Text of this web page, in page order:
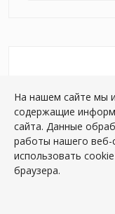
На нашем сайте мы
содержащие
сайта. Данные
работы нашего веб-
использовать
браузера.